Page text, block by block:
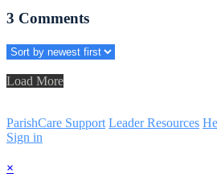
3 Comments
Load More
ParishCare Support Leader Resources
Sign in
×